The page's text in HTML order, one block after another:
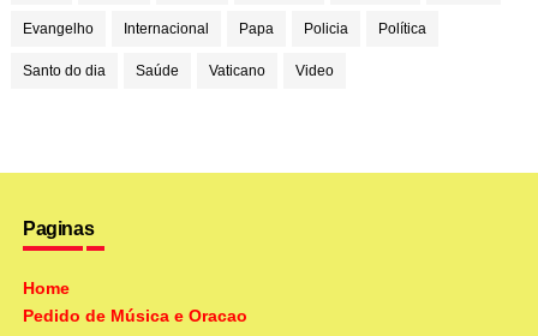
Evangelho Internacional Papa Policia Política
Santo do dia Saúde Vaticano Video
Paginas
Home
Pedido de Música e Oracao